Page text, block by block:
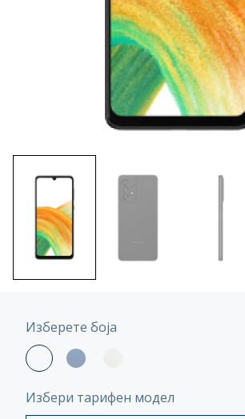
Изберете боја
Избери тарифен модел